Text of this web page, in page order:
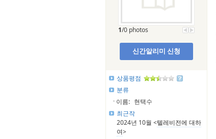
1/0 photos
신간알리미 신청
상품평점
분류
이름: 현택수
최근작
2024년 10월 <텔레비전에 대하
여>